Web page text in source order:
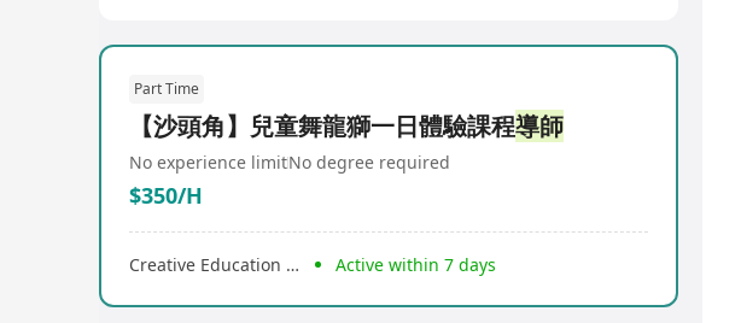
Part Time
【沙頭角】兒童舞龍獅一日體驗課程導師
No experience limitNo degree required
$350/H
Creative Education Management Ltd. Active within 7 days